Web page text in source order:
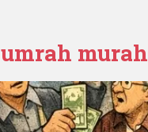
umrah murah